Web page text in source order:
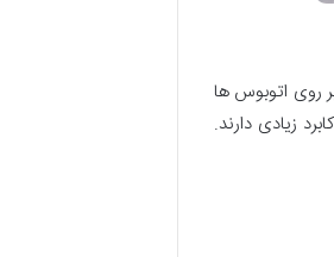
روی اتوبوس ها
زیادی دارند.